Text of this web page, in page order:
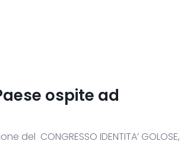
ospite ad
del CONGRESSO IDENTITA’ GOLOSE,